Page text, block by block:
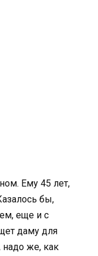
Ему 45 лет,
бы,
еще и с
даму для
надо же, как